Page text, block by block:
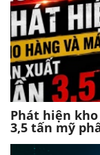
Phát hiện
3,5 tấn mỹ